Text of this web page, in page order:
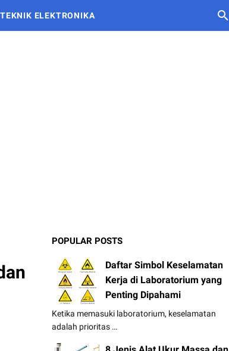
TEKNIK ELEKTRONIKA
POPULAR POSTS
Daftar Simbol Keselamatan
Kerja di Laboratorium yang
Penting Dipahami
Ketika memasuki laboratorium, keselamatan
adalah prioritas …